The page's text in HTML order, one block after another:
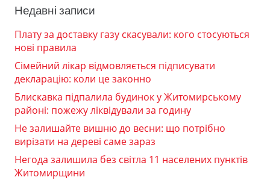
Недавні записи
Плату за доставку газу скасували: кого стосуються
нові правила
Сімейний лікар відмовляється підписувати
декларацію: коли це законно
Блискавка підпалила будинок у Житомирському
районі: пожежу ліквідували за годину
Не залишайте вишню до весни: що потрібно
вирізати на дереві саме зараз
Негода залишила без світла 11 населених пунктів
Житомирщини